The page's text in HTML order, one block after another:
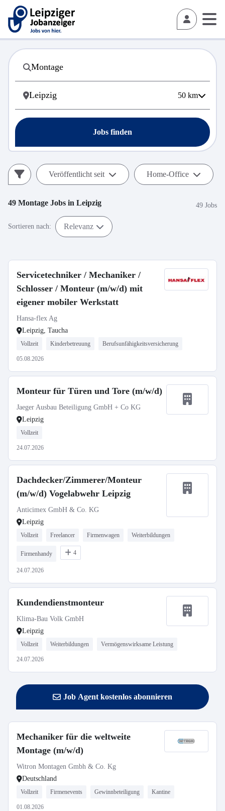
50 km
Jobs finden
Veröffentlicht seit Home-Office
49 Montage Jobs in Leipzig 49 Jobs
Sortieren nach: Relevanz
Servicetechniker / Mechaniker /
Schlosser / Monteur (m/w/d) mit
eigener mobiler Werkstatt
Hansa-flex Ag
Leipzig, Taucha
Vollzeit Kinderbetreuung Berufsunfähigkeitsversicherung
05.08.2026
Monteur für Türen und Tore (m/w/d)
Jaeger Ausbau Beteiligung GmbH + Co KG
Leipzig
Vollzeit
24.07.2026
Dachdecker/Zimmerer/Monteur
(m/w/d) Vogelabwehr Leipzig
Anticimex GmbH & Co. KG
Leipzig
Vollzeit Freelancer Firmenwagen Weiterbildungen
Firmenhandy 4
24.07.2026
Kundendienstmonteur
Klima-Bau Volk GmbH
Leipzig
Vollzeit Weiterbildungen Vermögenswirksame Leistung
24.07.2026
Job Agent kostenlos abonnieren
Mechaniker für die weltweite
Montage (m/w/d)
Witron Montagen Gmbh & Co. Kg
Deutschland
Vollzeit Firmenevents Gewinnbeteiligung Kantine
01.08.2026